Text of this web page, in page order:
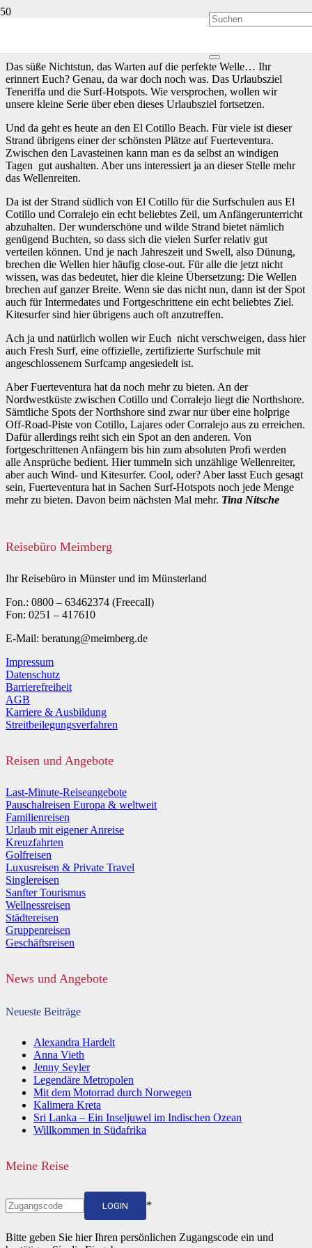
Das süße Nichtstun, das Warten auf die perfekte Welle… Ihr
erinnert Euch? Genau, da war doch noch was. Das Urlaubsziel
Teneriffa und die Surf-Hotspots. Wie versprochen, wollen wir
unsere kleine Serie über eben dieses Urlaubsziel fortsetzen.
Und da geht es heute an den El Cotillo Beach. Für viele ist dieser
Strand übrigens einer der schönsten Plätze auf Fuerteventura.
Zwischen den Lavasteinen kann man es da selbst an windigen
Tagen gut aushalten. Aber uns interessiert ja an dieser Stelle mehr
das Wellenreiten.
Da ist der Strand südlich von El Cotillo für die Surfschulen aus El
Cotillo und Corralejo ein echt beliebtes Zeil, um Anfängerunterricht
abzuhalten. Der wunderschöne und wilde Strand bietet nämlich
genügend Buchten, so dass sich die vielen Surfer relativ gut
verteilen können. Und je nach Jahreszeit und Swell, also Dünung,
brechen die Wellen hier häufig close-out. Für alle die jetzt nicht
wissen, was das bedeutet, hier die kleine Übersetzung: Die Wellen
brechen auf ganzer Breite. Wenn sie das nicht nun, dann ist der Spot
auch für Intermedates und Fortgeschrittene ein echt beliebtes Ziel.
Kitesurfer sind hier übrigens auch oft anzutreffen.
Ach ja und natürlich wollen wir Euch nicht verschweigen, dass hier
auch Fresh Surf, eine offizielle, zertifizierte Surfschule mit
angeschlossenem Surfcamp angesiedelt ist.
Aber Fuerteventura hat da noch mehr zu bieten. An der
Nordwestküste zwischen Cotillo und Corralejo liegt die Northshore.
Sämtliche Spots der Northshore sind zwar nur über eine holprige
Off-Road-Piste von Cotillo, Lajares oder Corralejo aus zu erreichen.
Dafür allerdings reiht sich ein Spot an den anderen. Von
fortgeschrittenen Anfängern bis hin zum absoluten Profi werden
alle Ansprüche bedient. Hier tummeln sich unzählige Wellenreiter,
aber auch Wind- und Kitesurfer. Cool, oder? Aber lasst Euch gesagt
sein, Fuerteventura hat in Sachen Surf-Hotspots noch jede Menge
mehr zu bieten. Davon beim nächsten Mal mehr. Tina Nitsche
Reisebüro Meimberg
Ihr Reisebüro in Münster und im Münsterland
Fon.: 0800 – 63462374 (Freecall)
Fon: 0251 – 417610
E-Mail: beratung@meimberg.de
Impressum
Datenschutz
Barrierefreiheit
AGB
Karriere & Ausbildung
Streitbeilegungsverfahren
Reisen und Angebote
Last-Minute-Reiseangebote
Pauschalreisen Europa & weltweit
Familienreisen
Urlaub mit eigener Anreise
Kreuzfahrten
Golfreisen
Luxusreisen & Private Travel
Singlereisen
Sanfter Tourismus
Wellnessreisen
Städtereisen
Gruppenreisen
Geschäftsreisen
News und Angebote
Neueste Beiträge
Alexandra Hardelt
Anna Vieth
Jenny Seyler
Legendäre Metropolen
Mit dem Motorrad durch Norwegen
Kalimera Kreta
Sri Lanka – Ein Inseljuwel im Indischen Ozean
Willkommen in Südafrika
Meine Reise
LOGIN *
Bitte geben Sie hier Ihren persönlichen Zugangscode ein und